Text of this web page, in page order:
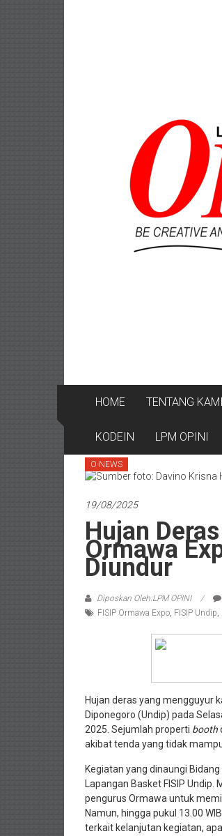
HOME TENTANG KAMI
KODEIN LPM OPINI
O-NEWS
19/08/2025
Hujan
Ormawa
Diundur
Diposkan Oleh:LPM OPINI
FISIP Ormawa Expo FISIP Undip
Hujan deras yang mengguyur
Diponegoro (Undip) pada
2025. Sejumlah properti booth
akibat tenda yang tidak
Kegiatan yang dinaungi
Lapangan Basket FISIP
pengurus Ormawa untuk
Namun, hingga pukul 13.00
terkait kelanjutan kegiatan,